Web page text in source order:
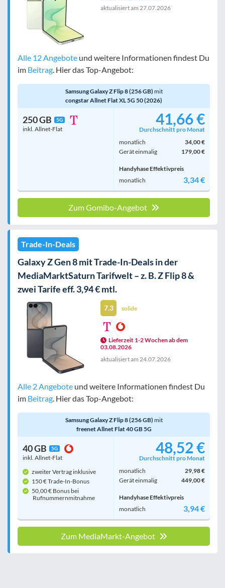
aktualisiert am 27.07.2026
Alle 12 Angebote und weitere Informationen findest Du
im Beitrag. Hier das Top-Angebot:
Samsung Galaxy Z Flip 8 (256 GB) mit
congstar Allnet Flat XL 5G 50 (2026)
250 GB 5G
inkl. Allnet-Flat
41,66 €
Durchschnitt pro Monat
monatlich
34,00 €
Gerät einmalig
179,00 €
Handyhase Effektivpreis
monatlich
3,34 €
Zum Gomibo-Angebot
Trade-In-Deals
Galaxy Z Gen 8 mit Trade-In-Deals in der
MediaMarktSaturn Tarifwelt – z. B. Z Flip 8 &
zwei Tarife eff. 3,94 € mtl.
7.3 solide
Lieferzeit 1-2 Wochen ab dem
03.08.2026
aktualisiert am 24.07.2026
Alle 2 Angebote und weitere Informationen findest Du
im Beitrag. Hier das Top-Angebot:
Samsung Galaxy Z Flip 8 (256 GB) mit
freenet Allnet Flat 40 GB 5G
40 GB 5G
inkl. Allnet-Flat
zweiter Vertrag inklusive
150 € Trade-In-Bonus
50,00 € Bonus bei
Rufnummern­mitnahme
48,52 €
Durchschnitt pro Monat
monatlich
29,98 €
Gerät einmalig
449,00 €
Handyhase Effektivpreis
monatlich
3,94 €
Zum MediaMarkt-Angebot